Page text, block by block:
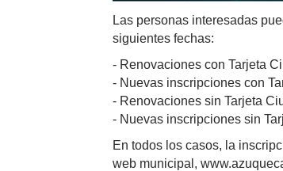
Las personas interesadas
siguientes fechas:
- Renovaciones con Tarjeta
- Nuevas inscripciones con
- Renovaciones sin Tarjeta
- Nuevas inscripciones sin
En todos los casos, la
web municipal,